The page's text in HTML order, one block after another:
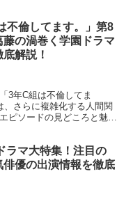
不倫してます。」第8
藤の渦巻く学園ドラマ
解説！
3年C組は不倫してま
さらに複雑化する人間関
ピソードの見どころと魅力
ラマ大特集！注目の
俳優の出演情報を徹底